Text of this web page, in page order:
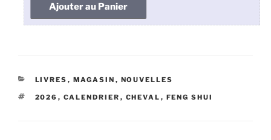
CATÉGORIES
LIVRES , MAGASIN , NOUVELLES
ÉTIQUETTES
2026 , CALENDRIER , CHEVAL , FENG SHUI